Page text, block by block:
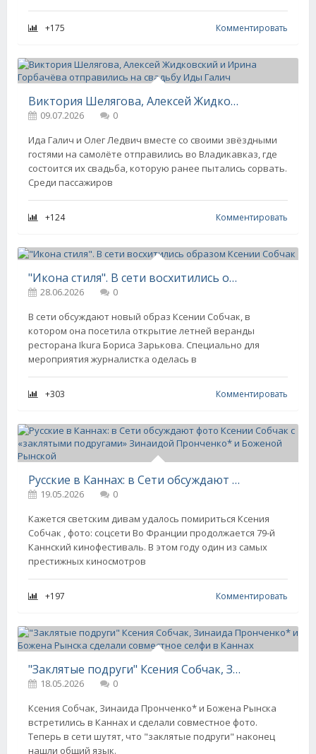
+175 Комментировать
Виктория Шелягова, Алексей Жидковский и Ирина Горбачёва отправились на свадьбу Иды Галич
09.07.2026
0
Ида Галич и Олег Ледвич вместе со своими звёздными
гостями на самолёте отправились во Владикавказ, где
состоится их свадьба, которую ранее пытались сорвать.
Среди пассажиров
+124 Комментировать
"Икона стиля". В сети восхитились образом Ксении Собчак
28.06.2026
0
В сети обсуждают новый образ Ксении Собчак, в
котором она посетила открытие летней веранды
ресторана Ikura Бориса Зарькова. Специально для
мероприятия журналистка оделась в
+303 Комментировать
Русские в Каннах: в Сети обсуждают фото Ксении Собчак с «заклятыми подругами» Зинаидой Пронченко* и Боженой Рынской
19.05.2026
0
Кажется светским дивам удалось помириться Ксения
Собчак , фото: соцсети Во Франции продолжается 79-й
Каннский кинофестиваль. В этом году один из самых
престижных киносмотров
+197 Комментировать
"Заклятые подруги" Ксения Собчак, Зинаида Пронченко* и Божена Рынска сделали совместное селфи в Каннах
18.05.2026
0
Ксения Собчак, Зинаида Пронченко* и Божена Рынска
встретились в Каннах и сделали совместное фото.
Теперь в сети шутят, что "заклятые подруги" наконец
нашли общий язык.